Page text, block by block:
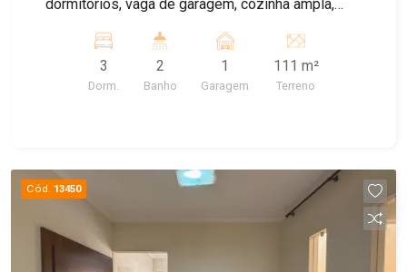
dormitórios, vaga de garagem, cozinha ampla,
Patriarca Localização excelente próximo a todo
comércio, feira livre, escolas, posto de saúde.
Fácil acesso a Radial Leste.
3
Dorm.
2
Banho
1
Garagem
111 m²
Terreno
Cód. 13450